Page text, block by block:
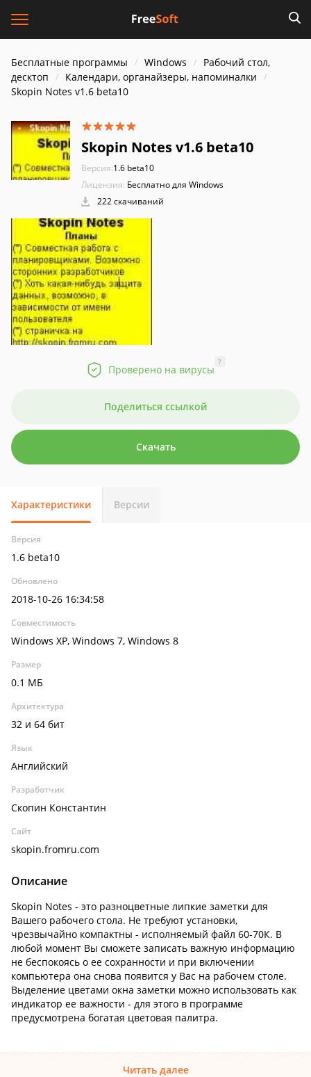
Бесплатные программы Windows
Рабочий стол,
десктоп
Календари, органайзеры, напоминалки
Skopin Notes v1.6 beta10
Skopin Notes v1.6 beta10
Версия:1.6 beta10
Лицензия: Бесплатно для Windows
222 скачиваний
Проверено на вирусы
?
Поделиться ссылкой
Скачать
Характеристики Версии
Версия
1.6 beta10
Обновлено
2018-10-26 16:34:58
Совместимость
Windows XP, Windows 7, Windows 8
Размер
0.1 МБ
Архитектура
32 и 64 бит
Язык
Английский
Разработчик
Скопин Константин
Сайт
skopin.fromru.com
Описание
Skopin Notes - это разноцветные липкие заметки для
Вашего рабочего стола. Не требуют установки,
чрезвычайно компактны - исполняемый файл 60-70К. В
любой момент Вы сможете записать важную информацию
не беспокоясь о ее сохранности и при включении
компьютера она снова появится у Вас на рабочем столе.
Выделение цветами окна заметки можно использовать как
индикатор ее важности - для этого в программе
предусмотрена богатая цветовая палитра.
Читать далее